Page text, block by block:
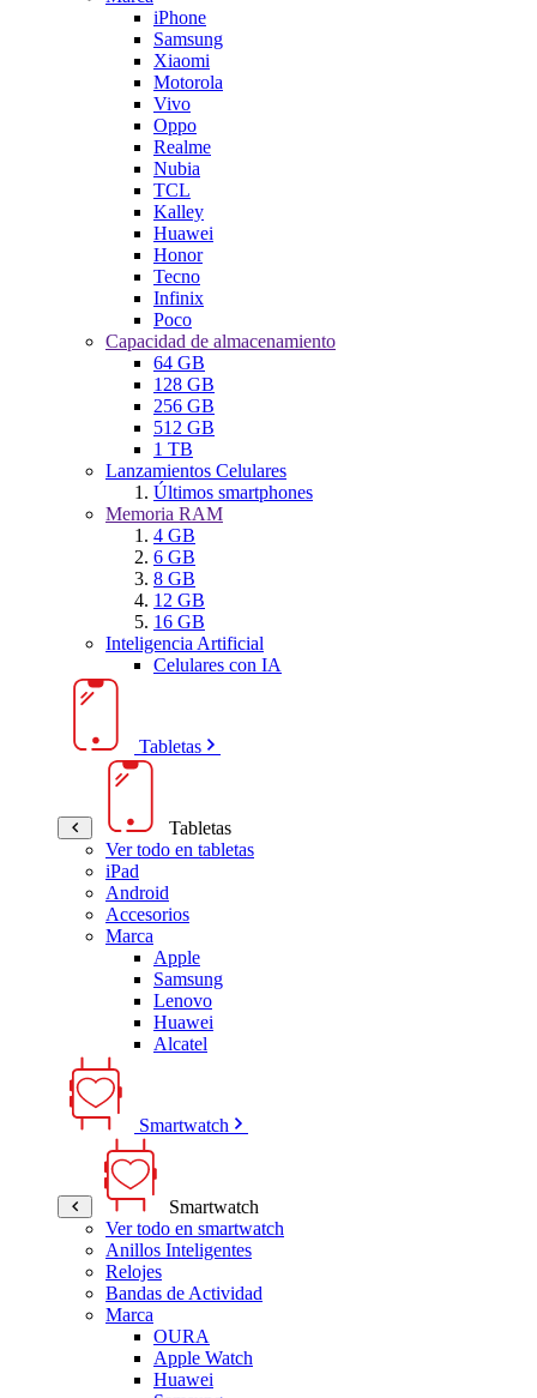
iPhone
Samsung
Xiaomi
Motorola
Vivo
Oppo
Realme
Nubia
TCL
Kalley
Huawei
Honor
Tecno
Infinix
Poco
Capacidad de almacenamiento
64 GB
128 GB
256 GB
512 GB
1 TB
Lanzamientos Celulares
Últimos smartphones
Memoria RAM
4 GB
6 GB
8 GB
12 GB
16 GB
Inteligencia Artificial
Celulares con IA
Tabletas
Tabletas
Ver todo en tabletas
iPad
Android
Accesorios
Marca
Apple
Samsung
Lenovo
Huawei
Alcatel
Smartwatch
Smartwatch
Ver todo en smartwatch
Anillos Inteligentes
Relojes
Bandas de Actividad
Marca
OURA
Apple Watch
Huawei